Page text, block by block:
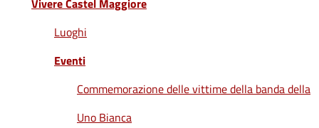
Vivere Castel Maggiore
Luoghi
Eventi
Commemorazione delle vittime della banda della
Uno Bianca